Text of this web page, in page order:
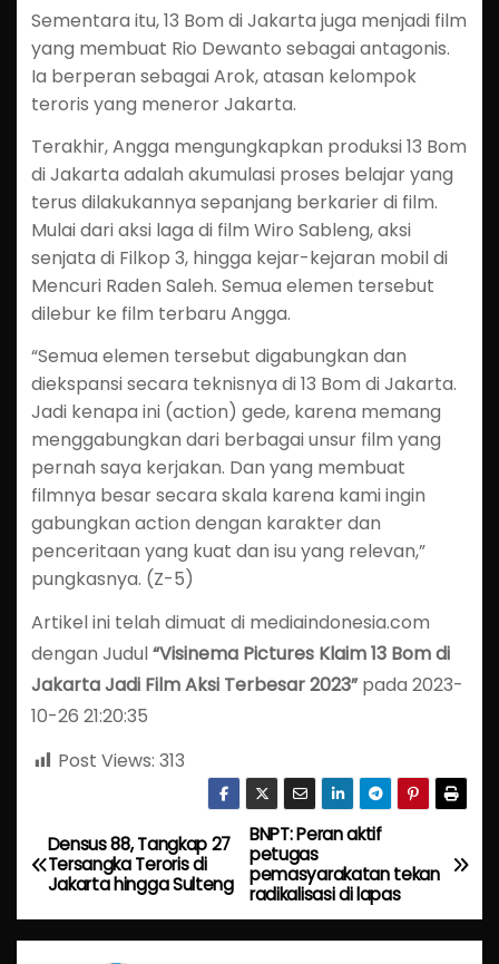
Sementara itu, 13 Bom di Jakarta juga menjadi film
yang membuat Rio Dewanto sebagai antagonis.
Ia berperan sebagai Arok, atasan kelompok
teroris yang meneror Jakarta.
Terakhir, Angga mengungkapkan produksi 13 Bom
di Jakarta adalah akumulasi proses belajar yang
terus dilakukannya sepanjang berkarier di film.
Mulai dari aksi laga di film Wiro Sableng, aksi
senjata di Filkop 3, hingga kejar-kejaran mobil di
Mencuri Raden Saleh. Semua elemen tersebut
dilebur ke film terbaru Angga.
“Semua elemen tersebut digabungkan dan
diekspansi secara teknisnya di 13 Bom di Jakarta.
Jadi kenapa ini (action) gede, karena memang
menggabungkan dari berbagai unsur film yang
pernah saya kerjakan. Dan yang membuat
filmnya besar secara skala karena kami ingin
gabungkan action dengan karakter dan
penceritaan yang kuat dan isu yang relevan,”
pungkasnya. (Z-5)
Artikel ini telah dimuat di mediaindonesia.com
dengan Judul“Visinema Pictures Klaim 13 Bom di
Jakarta Jadi Film Aksi Terbesar 2023”pada 2023-
10-26 21:20:35
Post Views: 313
P
o
s
BNPT: Peran aktif
petugas
pemasyarakatan tekan
radikalisasi di lapas
Densus 88, Tangkap 27
Tersangka Teroris di
Jakarta hingga Sulteng